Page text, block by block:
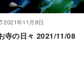
2021年11月8日
寺の日々 2021/11/08